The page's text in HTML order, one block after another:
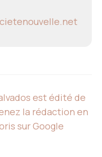
est édité de
la rédaction en
sur Google